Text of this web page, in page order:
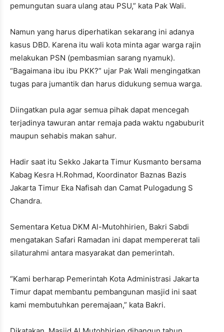
pemungutan suara ulang atau PSU,” kata Pak Wali.
Namun yang harus diperhatikan sekarang ini adanya
kasus DBD. Karena itu wali kota minta agar warga rajin
melakukan PSN (pembasmian sarang nyamuk).
“Bagaimana ibu ibu PKK?” ujar Pak Wali mengingatkan
tugas para jumantik dan harus didukung semua warga.
Diingatkan pula agar semua pihak dapat mencegah
terjadinya tawuran antar remaja pada waktu ngabuburit
maupun sehabis makan sahur.
Hadir saat itu Sekko Jakarta Timur Kusmanto bersama
Kabag Kesra H.Rohmad, Koordinator Baznas Bazis
Jakarta Timur Eka Nafisah dan Camat Pulogadung S
Chandra.
Sementara Ketua DKM Al-Mutohhirien, Bakri Sabdi
mengatakan Safari Ramadan ini dapat mempererat tali
silaturahmi antara masyarakat dan pemerintah.
“Kami berharap Pemerintah Kota Administrasi Jakarta
Timur dapat membantu pembangunan masjid ini saat
kami membutuhkan peremajaan,” kata Bakri.